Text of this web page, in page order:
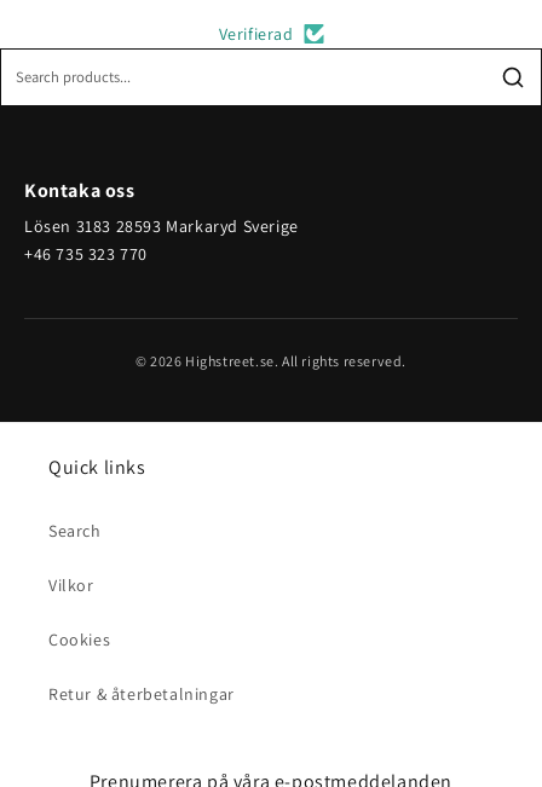
Verifierad
Kontaka oss
Lösen 3183 28593 Markaryd Sverige
+46 735 323 770
© 2026 Highstreet.se. All rights reserved.
Quick links
Search
Vilkor
Cookies
Retur & återbetalningar
Prenumerera på våra e-postmeddelanden